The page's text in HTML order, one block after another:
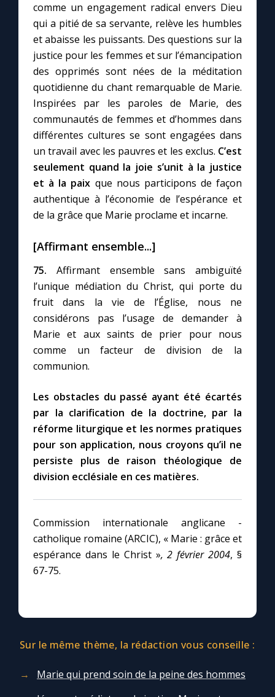
comme un engagement radical envers Dieu
qui a pitié de sa servante, relève les humbles
et abaisse les puissants. Des questions sur la
justice pour les femmes et sur l’émancipation
des opprimés sont nées de la méditation
quotidienne du chant remarquable de Marie.
Inspirées par les paroles de Marie, des
communautés de femmes et d’hommes dans
différentes cultures se sont engagées dans
un travail avec les pauvres et les exclus. C’est
seulement quand la joie s’unit à la justice
et à la paix que nous participons de façon
authentique à l’économie de l’espérance et
de la grâce que Marie proclame et incarne.
[Affirmant ensemble...]
75. Affirmant ensemble sans ambiguïté
l’unique médiation du Christ, qui porte du
fruit dans la vie de l’Église, nous ne
considérons pas l’usage de demander à
Marie et aux saints de prier pour nous
comme un facteur de division de la
communion.
Les obstacles du passé ayant été écartés
par la clarification de la doctrine, par la
réforme liturgique et les normes pratiques
pour son application, nous croyons qu’il ne
persiste plus de raison théologique de
division ecclésiale en ces matières.
Commission internationale anglicane -
catholique romaine (ARCIC), « Marie : grâce et
espérance dans le Christ », 2 février 2004, §
67-75.
Sur le même thème, la rédaction vous conseille :
Marie qui prend soin de la peine des hommes